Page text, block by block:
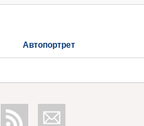
Автопортрет